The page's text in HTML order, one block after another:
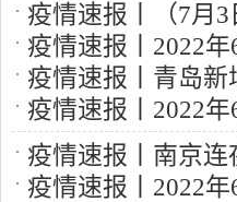
例、本土无症状感
疫情速报丨（7月
险地区122+48个
7
疫情速报丨2022
例、本土无症状感
疫情速报丨青岛
7月1日 10:09
疫情速报丨2022
例、本土无症状感
疫情速报丨南京连
疫情速报丨2022